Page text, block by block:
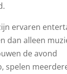
ervaren
dan alleen
de avond
spelen